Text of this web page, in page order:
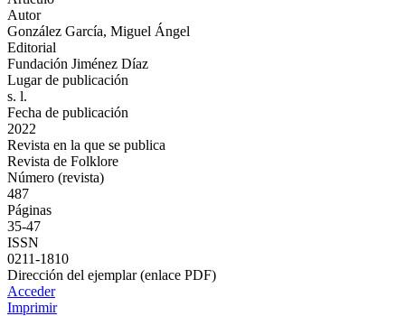
Autor
González García, Miguel Ángel
Editorial
Fundación Jiménez Díaz
Lugar de publicación
s. l.
Fecha de publicación
2022
Revista en la que se publica
Revista de Folklore
Número (revista)
487
Páginas
35-47
ISSN
0211-1810
Dirección del ejemplar (enlace PDF)
Acceder
Imprimir